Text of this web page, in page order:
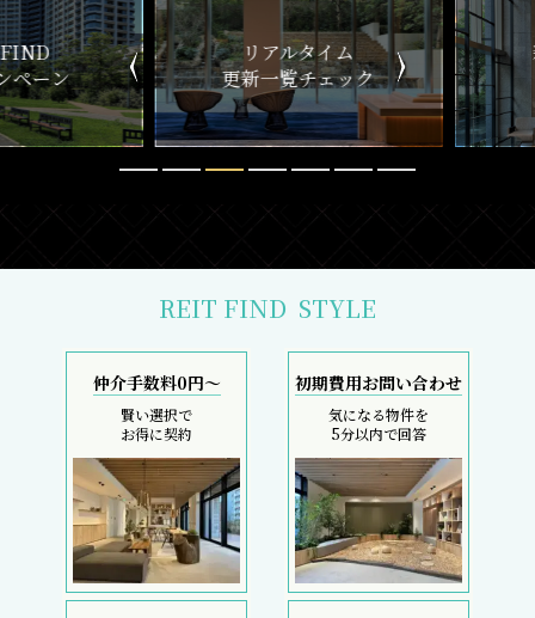
ン
リアルタイム
更新一覧チェック
新
REIT FIND STYLE
仲介手数料0円～
賢い選択で
お得に契約
初期費用お問い合わせ
気になる物件を
5分以内で回答